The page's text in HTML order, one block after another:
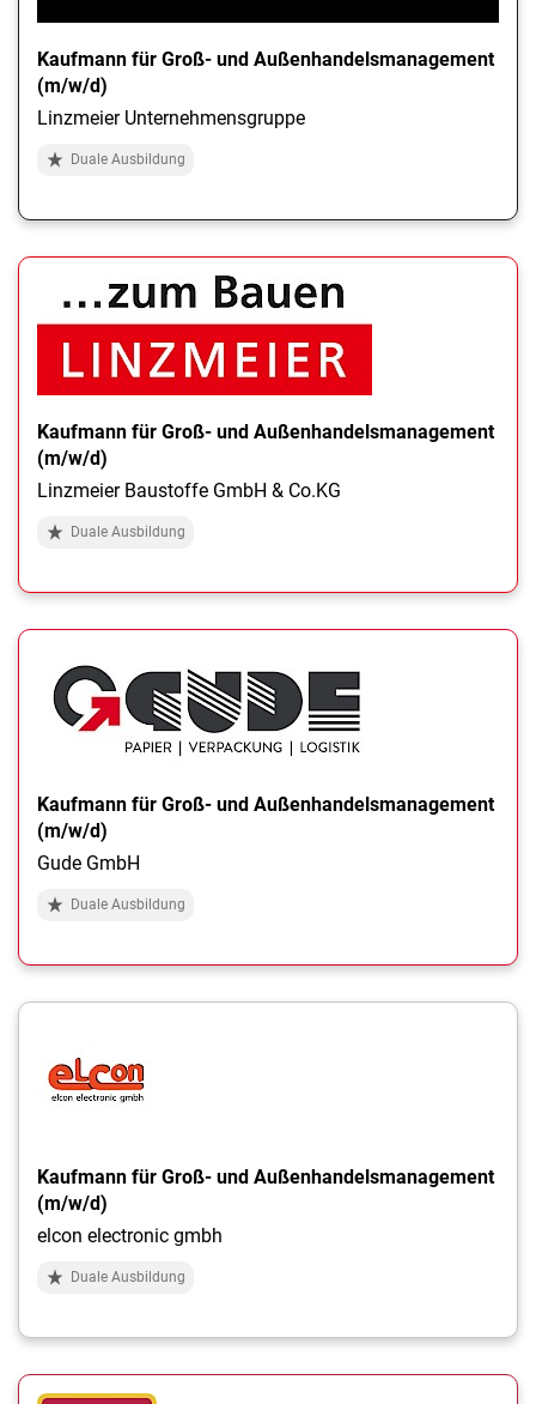
Kaufmann für Groß- und Außenhandelsmanagement
(m/w/d)
Linzmeier Unternehmensgruppe
Duale Ausbildung
Kaufmann für Groß- und Außenhandelsmanagement
(m/w/d)
Linzmeier Baustoffe GmbH & Co.KG
Duale Ausbildung
Kaufmann für Groß- und Außenhandelsmanagement
(m/w/d)
Gude GmbH
Duale Ausbildung
Kaufmann für Groß- und Außenhandelsmanagement
(m/w/d)
elcon electronic gmbh
Duale Ausbildung